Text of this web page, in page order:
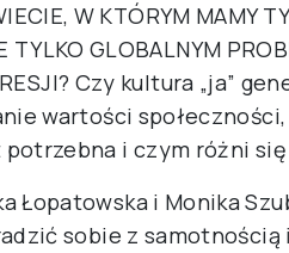
W KTÓRYM MAMY
TYLKO GLOBALNYM
Czy kultura „ja”
wartości
i czym różni
Łopatowska i Monika
sobie z